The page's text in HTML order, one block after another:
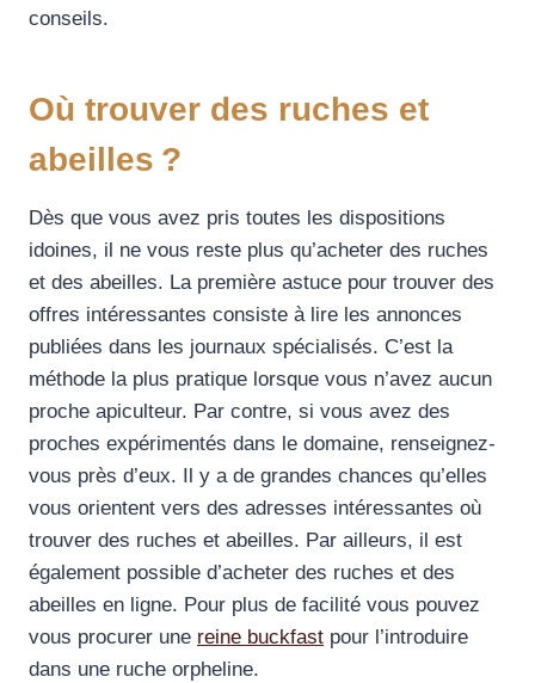
conseils.
Où trouver des ruches et
abeilles ?
Dès que vous avez pris toutes les dispositions
idoines, il ne vous reste plus qu’acheter des ruches
et des abeilles. La première astuce pour trouver des
offres intéressantes consiste à lire les annonces
publiées dans les journaux spécialisés. C’est la
méthode la plus pratique lorsque vous n’avez aucun
proche apiculteur. Par contre, si vous avez des
proches expérimentés dans le domaine, renseignez-
vous près d’eux. Il y a de grandes chances qu’elles
vous orientent vers des adresses intéressantes où
trouver des ruches et abeilles. Par ailleurs, il est
également possible d’acheter des ruches et des
abeilles en ligne. Pour plus de facilité vous pouvez
vous procurer une reine buckfast pour l’introduire
dans une ruche orpheline.